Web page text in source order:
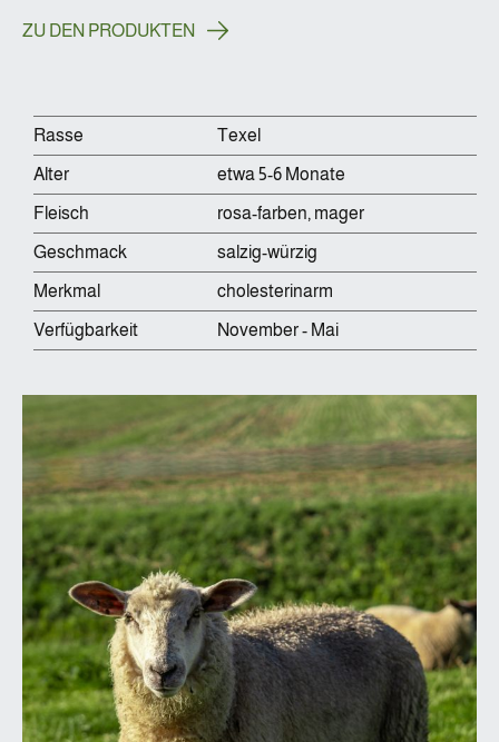
ZU DEN PRODUKTEN
Rasse Texel
Alter etwa 5-6 Monate
Fleisch rosa-farben, mager
Geschmack salzig-würzig
Merkmal cholesterinarm
Verfügbarkeit November - Mai